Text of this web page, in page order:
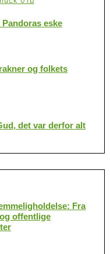
eske
og folkets
det var derfor alt
Fra
offentlige